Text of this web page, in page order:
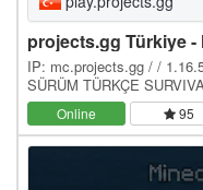
projects.gg Türkiye
IP: mc.projects.gg / /
SÜRÜM TÜRKÇE
Minecraft 26.X sürümünü
Online 95